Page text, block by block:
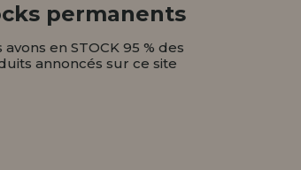
permanents
avons en STOCK 95 % des
annoncés sur ce site